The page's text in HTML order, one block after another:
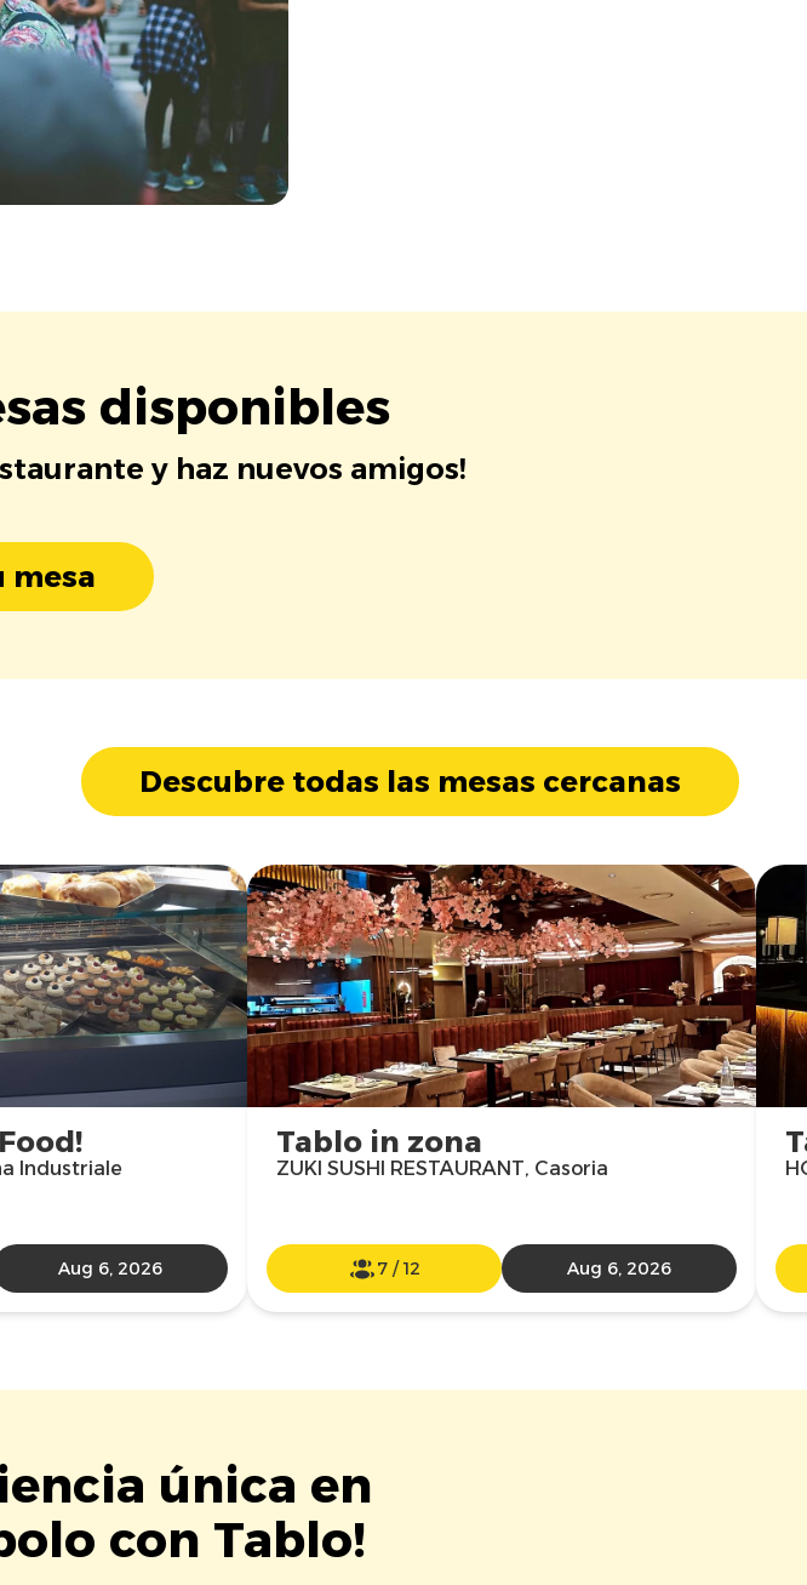
disponibles
y haz nuevos amigos!
mesa
Descubre todas las mesas cercanas
Industriale
Aug 6, 2026
Tablo in zona
ZUKI SUSHI RESTAURANT, Casoria
7 /12 Aug 6, 2026
única en
con Tablo!